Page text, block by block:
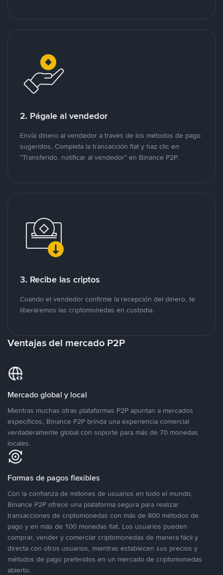
2. Págale al vendedor
Envía dinero al vendedor a través de los métodos de pago
sugeridos. Completa la transacción fiat y haz clic en
"Transferido, notificar al vendedor" en Binance P2P.
3. Recibe las criptos
Cuando el vendedor confirme la recepción del dinero, te
liberaremos las criptomonedas en custodia.
Ventajas del mercado P2P
Mercado global y local
Mientras muchas otras plataformas P2P apuntan a mercados
específicos, Binance P2P brinda una experiencia comercial
verdaderamente global con soporte para más de 70 monedas
locales.
Formas de pagos flexibles
Con la confianza de millones de usuarios en todo el mundo,
Binance P2P ofrece una plataforma segura para realizar
transacciones de criptomonedas con más de 800 métodos de
pago y en más de 100 monedas fiat. Los usuarios pueden
comprar, vender y comerciar criptomonedas de manera fácil y
directa con otros usuarios, mientras establecen sus precios y
métodos de pago preferidos en un mercado de criptomonedas
abierto.